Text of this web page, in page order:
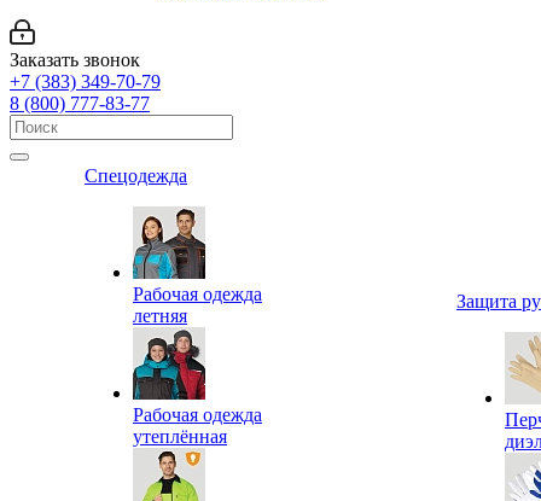
Заказать звонок
+7 (383) 349-70-79
8 (800) 777-83-77
Спецодежда
Рабочая одежда
летняя
Рабочая одежда
утеплённая
Защита